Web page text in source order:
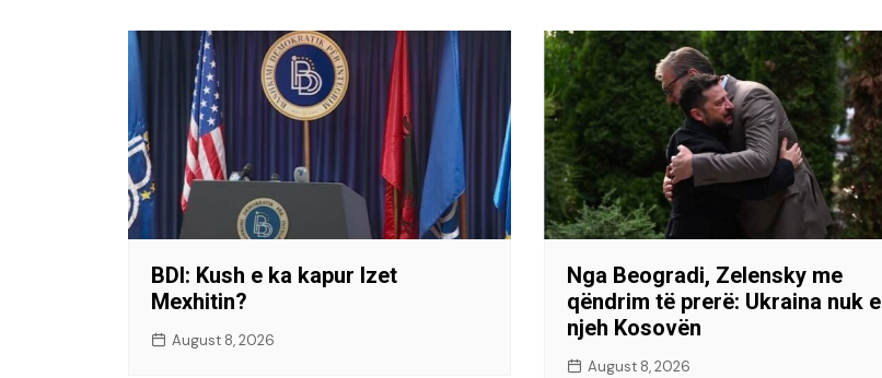
BDI: Kush e ka kapur Izet
Mexhitin?
August 8, 2026
Nga Beogradi, Zelensky me
qëndrim të prerë: Ukraina nuk e
njeh Kosovën
August 8, 2026